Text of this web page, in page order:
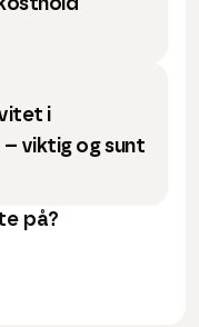
i
– viktig og sunt
på?